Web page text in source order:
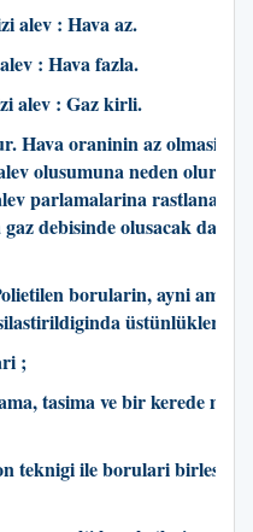
alev : Hava az.
: Hava fazla.
alev : Gaz kirli.
Hava oraninin az olmasi
olusumuna neden olur.
parlamalarina
debisinde olusacak
borularin, ayni amaç
üstünlükleri
;
tasima ve bir kerede
teknigi ile borulari